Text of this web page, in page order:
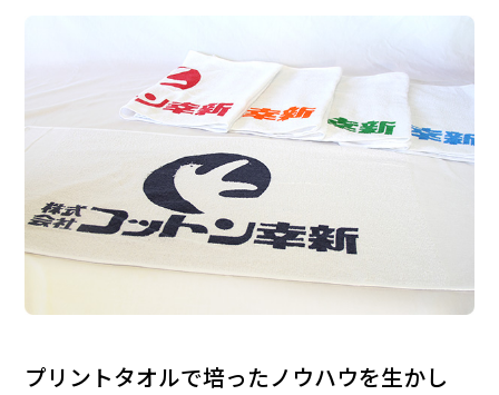
プリントタオルで培ったノウハウを生かし